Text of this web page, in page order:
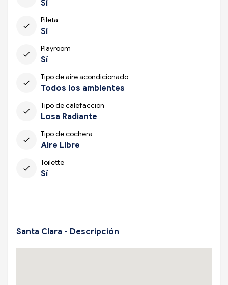
Sí
check
Pileta
Sí
check
Playroom
Sí
check
Tipo de aire acondicionado
Todos los ambientes
check
Tipo de calefacción
Losa Radiante
check
Tipo de cochera
Aire Libre
check
Toilette
Sí
Santa Clara - Descripción